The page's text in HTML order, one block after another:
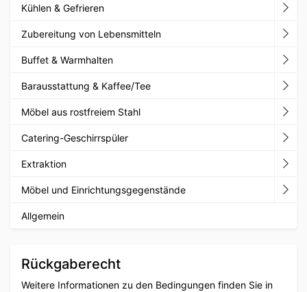
Kühlen & Gefrieren
Zubereitung von Lebensmitteln
Buffet & Warmhalten
Barausstattung & Kaffee/Tee
Möbel aus rostfreiem Stahl
Catering-Geschirrspüler
Extraktion
Möbel und Einrichtungsgegenstände
Allgemein
Rückgaberecht
Weitere Informationen zu den Bedingungen finden Sie in